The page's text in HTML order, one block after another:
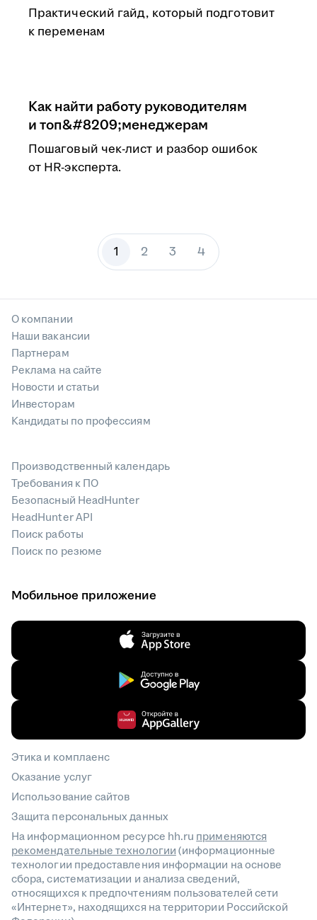
Практический гайд, который подготовит
к переменам
Как найти работу руководителям
и топ&#8209;менеджерам
Пошаговый чек-лист и разбор ошибок
от HR-эксперта.
1 2 3 4
О компании
Наши вакансии
Партнерам
Реклама на сайте
Новости и статьи
Инвесторам
Кандидаты по профессиям
Производственный календарь
Требования к ПО
Безопасный HeadHunter
HeadHunter API
Поиск работы
Поиск по резюме
Мобильное приложение
Этика и комплаенс
Оказание услуг
Использование сайтов
Защита персональных данных
На информационном ресурсе hh.ru применяются
рекомендательные технологии(информационные
технологии предоставления информации на основе
сбора, систематизации и анализа сведений,
относящихся к предпочтениям пользователей сети
«Интернет», находящихся на территории Российской